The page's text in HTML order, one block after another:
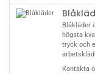
Blåkläder
högsta
tryck och
Kontakta